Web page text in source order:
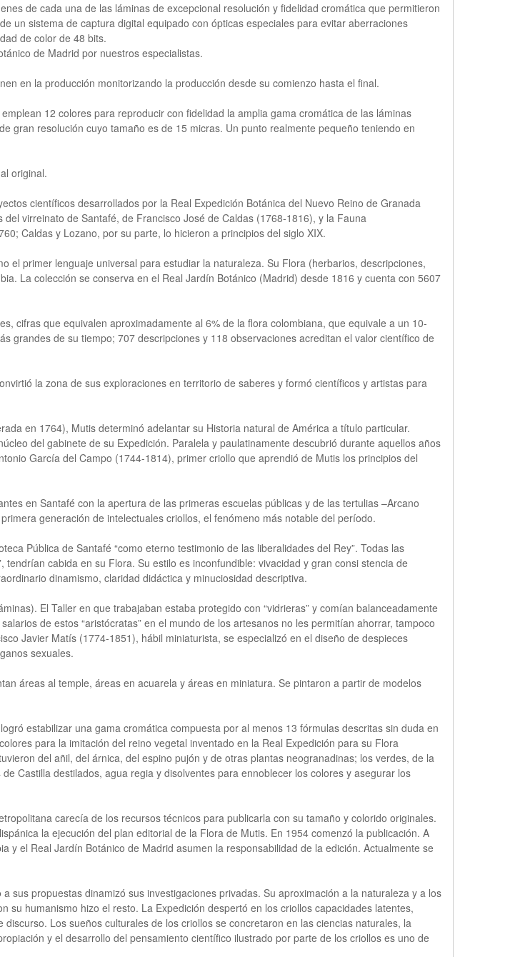
de cada una de las láminas de excepcional resolución y fidelidad cromática que permitieron
un sistema de captura digital equipado con ópticas especiales para evitar aberraciones
de color de 48 bits.
de Madrid por nuestros especialistas.
en la producción monitorizando la producción desde su comienzo hasta el final.
12 colores para reproducir con fidelidad la amplia gama cromática de las láminas
gran resolución cuyo tamaño es de 15 micras. Un punto realmente pequeño teniendo en
original.
científicos desarrollados por la Real Expedición Botánica del Nuevo Reino de Granada
virreinato de Santafé, de Francisco José de Caldas (1768-1816), y la Fauna
Caldas y Lozano, por su parte, lo hicieron a principios del siglo XIX.
el primer lenguaje universal para estudiar la naturaleza. Su Flora (herbarios, descripciones,
La colección se conserva en el Real Jardín Botánico (Madrid) desde 1816 y cuenta con 5607
cifras que equivalen aproximadamente al 6% de la flora colombiana, que equivale a un 10-
grandes de su tiempo; 707 descripciones y 118 observaciones acreditan el valor científico de
la zona de sus exploraciones en territorio de saberes y formó científicos y artistas para
en 1764), Mutis determinó adelantar su Historia natural de América a título particular.
del gabinete de su Expedición. Paralela y paulatinamente descubrió durante aquellos años
García del Campo (1744-1814), primer criollo que aprendió de Mutis los principios del
en Santafé con la apertura de las primeras escuelas públicas y de las tertulias –Arcano
generación de intelectuales criollos, el fenómeno más notable del período.
Pública de Santafé “como eterno testimonio de las liberalidades del Rey”. Todas las
cabida en su Flora. Su estilo es inconfundible: vivacidad y gran consi stencia de
dinamismo, claridad didáctica y minuciosidad descriptiva.
El Taller en que trabajaban estaba protegido con “vidrieras” y comían balanceadamente
de estos “aristócratas” en el mundo de los artesanos no les permitían ahorrar, tampoco
Javier Matís (1774-1851), hábil miniaturista, se especializó en el diseño de despieces
sexuales.
áreas al temple, áreas en acuarela y áreas en miniatura. Se pintaron a partir de modelos
estabilizar una gama cromática compuesta por al menos 13 fórmulas descritas sin duda en
para la imitación del reino vegetal inventado en la Real Expedición para su Flora
del añil, del árnica, del espino pujón y de otras plantas neogranadinas; los verdes, de la
Castilla destilados, agua regia y disolventes para ennoblecer los colores y asegurar los
carecía de los recursos técnicos para publicarla con su tamaño y colorido originales.
la ejecución del plan editorial de la Flora de Mutis. En 1954 comenzó la publicación. A
el Real Jardín Botánico de Madrid asumen la responsabilidad de la edición. Actualmente se
propuestas dinamizó sus investigaciones privadas. Su aproximación a la naturaleza y a los
humanismo hizo el resto. La Expedición despertó en los criollos capacidades latentes,
Los sueños culturales de los criollos se concretaron en las ciencias naturales, la
y el desarrollo del pensamiento científico ilustrado por parte de los criollos es uno de